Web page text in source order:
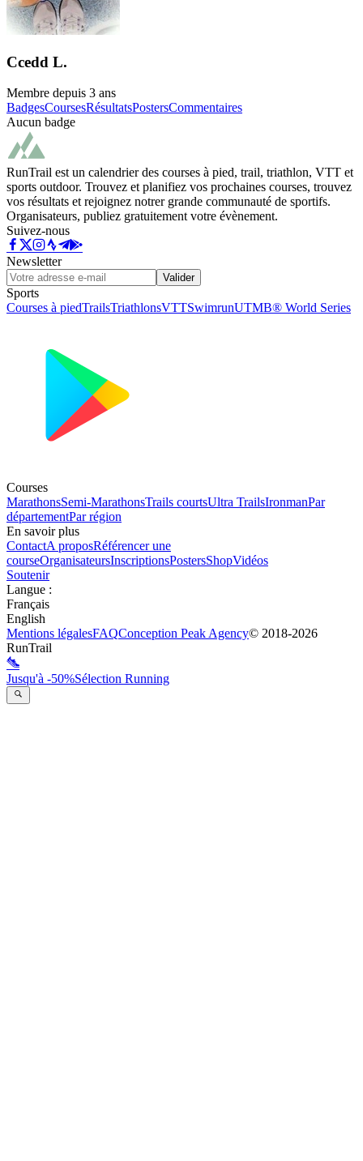
Ccedd L.
Membre depuis 3 ans
BadgesCoursesRésultatsPostersCommentaires
Aucun badge
RunTrail est un calendrier des courses à pied, trail, triathlon, VTT et
sports outdoor. Trouvez et planifiez vos prochaines courses, trouvez
vos résultats et rejoignez notrer grande communauté de sportifs.
Organisateurs, publiez gratuitement votre évènement.
Suivez-nous
Newsletter
Valider
Sports
Courses à piedTrailsTriathlonsVTTSwimrunUTMB® World Series
Courses
MarathonsSemi-MarathonsTrails courtsUltra TrailsIronmanPar
départementPar région
En savoir plus
ContactA proposRéférencer une
courseOrganisateursInscriptionsPostersShopVidéos
Soutenir
Langue :
Français
English
Mentions légalesFAQConception Peak Agency© 2018-2026
RunTrail
Jusqu'à -50%Sélection Running